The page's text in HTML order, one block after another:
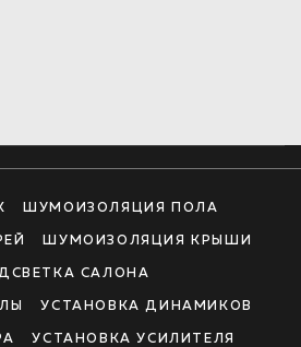
ШУМОИЗОЛЯЦИЯ ПОЛА
ШУМОИЗОЛЯЦИЯ КРЫШИ
САЛОНА
УСТАНОВКА ДИНАМИКОВ
УСТАНОВКА УСИЛИТЕЛЯ